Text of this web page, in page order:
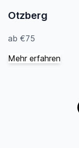
Otzberg
ab €75
Mehr erfahren